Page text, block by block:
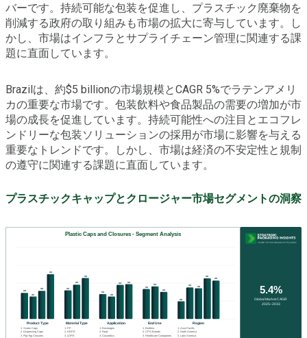
バーです。持続可能な包装を促進し、プラスチック廃棄物を
削減する政府の取り組みも市場の拡大に寄与しています。し
かし、市場はインフラとサプライチェーン管理に関連する課
題に直面しています。
Brazilは、約$5 billionの市場規模とCAGR 5%でラテンアメリ
カの重要な市場です。包装飲料や食品製品の需要の増加が市
場の成長を促進しています。持続可能性への注目とエコフレ
ンドリーな包装ソリューションの採用が市場に影響を与える
重要なトレンドです。しかし、市場は経済の不安定性と規制
の遵守に関連する課題に直面しています。
プラスチックキャップとクロージャー市場セグメントの洞察